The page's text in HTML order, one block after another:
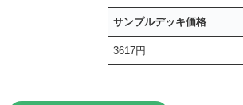
サンプルデッキ価格
3617円